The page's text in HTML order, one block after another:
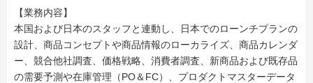
【業務内容】
本国および日本のスタッフと連動し、日本でのローンチプランの
設計、商品コンセプトや商品情報のローカライズ、商品カレンダ
ー、競合他社調査、価格戦略、消費者調査、新商品および既存品
の需要予測や在庫管理（PO＆FC）、プロダクトマスターデータ